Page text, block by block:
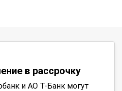
в рассрочку
и АО Т-Банк могут